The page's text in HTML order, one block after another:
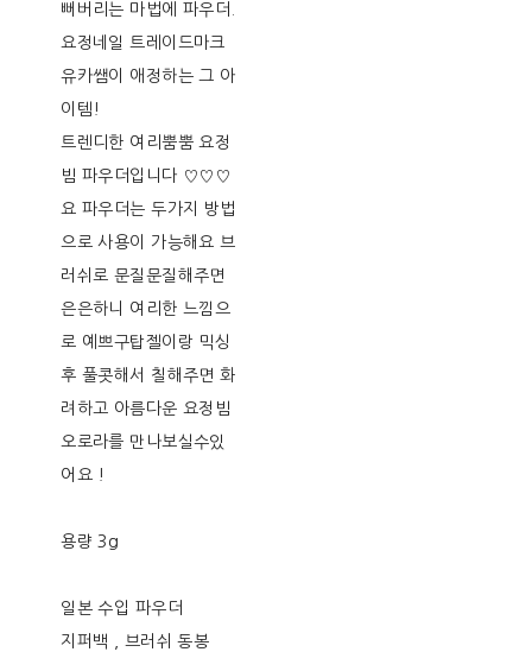
뻐버리는 마법에 파우더.
요정네일 트레이드마크
유카쌤이 애정하는 그 아
이템!
트렌디한 여리뿜뿜 요정
빔 파우더입니다 ♡♡♡
요 파우더는 두가지 방법
으로 사용이 가능해요 브
러쉬로 문질문질해주면
은은하니 여리한 느낌으
로 예쁘구탑젤이랑 믹싱
후 풀콧해서 칠해주면 화
려하고 아름다운 요정빔
오로라를 만나보실수있
어요 !
용량 3g
일본 수입 파우더
지퍼백 , 브러쉬 동봉